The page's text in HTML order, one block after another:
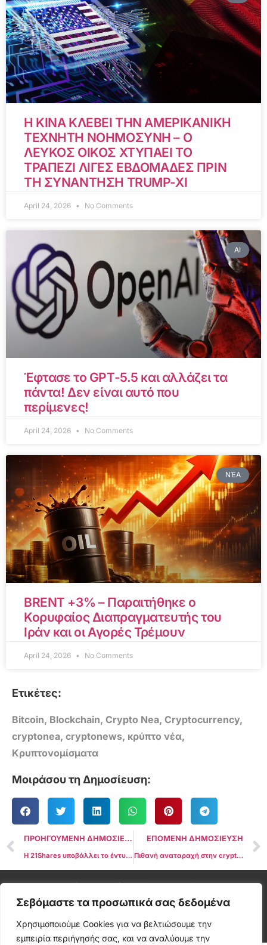
Σεβόμαστε τα προσωπικά σας δεδομένα
Χρησιμοποιούμε Cookies για να βελτιώσουμε την
εμπειρία περιήγησής σας, και να αναλύουμε την
Η ΚΙΝΑ ΚΛΕΒΕΙ ΤΗΝ ΑΜΕΡΙΚΑΝΙΚΗ
ΤΕΧΝΗΤΗ ΝΟΗΜΟΣΥΝΗ – Ο
ΛΕΥΚΟΣ ΟΙΚΟΣ ΧΤΥΠΑΕΙ ΤΟ
ΤΡΑΠΕΖΙ ΛΙΓΕΣ ΕΒΔΟΜΑΔΕΣ ΠΡΙΝ
ΤΗ ΣΥΝΑΝΤΗΣΗ TRUMP-XI
April 24, 2026 No Comments
AI
Έφτασε το GPT-5.5 και αλλάζει τα
πάντα! Δεν είναι αυτό που
περίμενες!
April 24, 2026 No Comments
ΝΈΑ
BRENT +3% – Παραιτήθηκε ο
Κορυφαίος Διαπραγματευτής του
Ιράν και οι Αγορές Τρέμουν
April 24, 2026 No Comments
Ετικέτες:
Bitcoin, Blockchain, Crypto Nea, Cryptocurrency,
cryptonea, cryptonews, κρύπτο νέα,
Κρυπτονομίσματα
Μοιράσου τη Δημοσίευση:
ΠΡΟΗΓΟΥΜΕΝΗ ΔΗΜΟΣΙΕΥΣΗ
Η 21Shares υποβάλλει το έντυπο S-1 στην SEC για την πρόταση Spot XRP ETF
ΕΠΟΜΕΝΗ ΔΗΜΟΣΙΕΥΣΗ
Πιθανή αναταραχή στην crypto αγορά εάν το αποτέλεσμα των εκλογών στις ΗΠΑ παραμείνει ασαφές – FalconX
Cryptonea © All rights reserved